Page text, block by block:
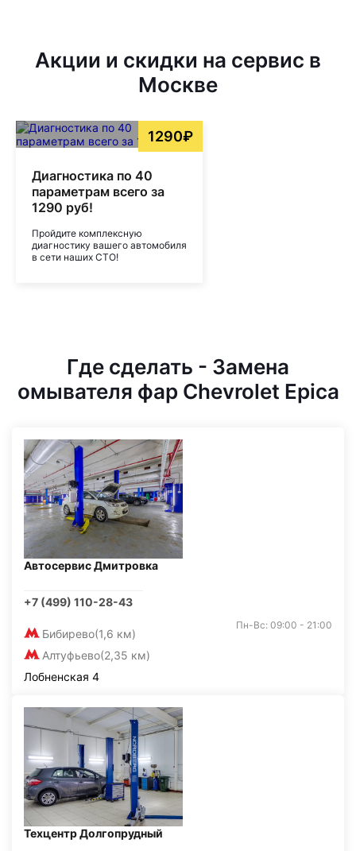
Акции и скидки на сервис в
Москве
1290₽
Диагностика по 40
параметрам всего за
1290 руб!
Пройдите комплексную
диагностику вашего автомобиля
в сети наших СТО!
Где сделать - Замена
омывателя фар Chevrolet Epica
Автосервис Дмитровка
+7 (499) 110-28-43
Бибирево(1,6 км)
Алтуфьево(2,35 км)
Пн-Вс: 09:00 - 21:00
Лобненская 4
Техцентр Долгопрудный